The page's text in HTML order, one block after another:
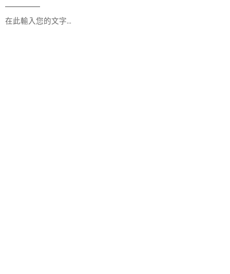
在此輸入您的文字…